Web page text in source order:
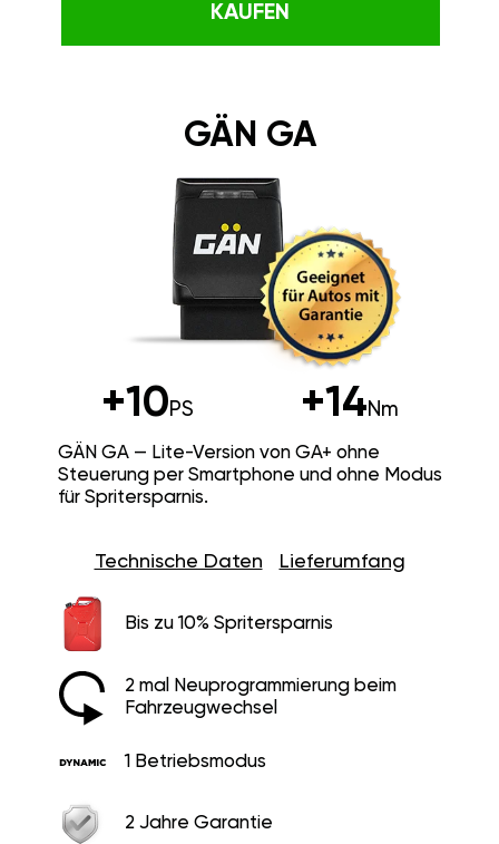
KAUFEN
GÄN GA
+10PS +14Nm
GÄN GA — Lite-Version von GA+ ohne
Steuerung per Smartphone und ohne Modus
für Spritersparnis.
Technische Daten Lieferumfang
Bis zu 10% Spritersparnis
2 mal Neuprogrammierung beim
Fahrzeugwechsel
1 Betriebsmodus
2 Jahre Garantie